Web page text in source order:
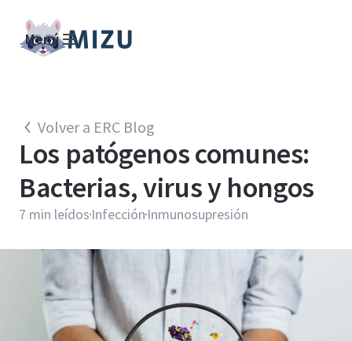
Menú
Volver a ERC Blog
Los patógenos comunes:
Bacterias, virus y hongos
7 min leídos Infección Inmunosupresión